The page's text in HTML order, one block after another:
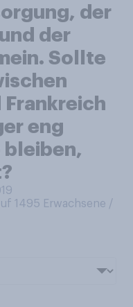
der
der
Sollte
Frankreich
eng
bleiben,
1495 Erwachsene /